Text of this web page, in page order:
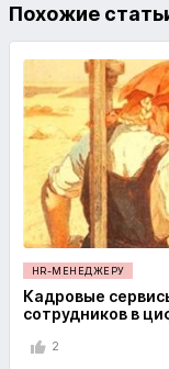
Похожие
HR-МЕНЕДЖЕРУ
Кадровые
сотрудников в
2